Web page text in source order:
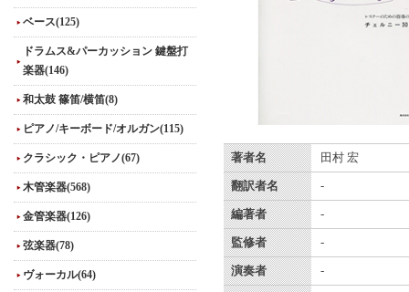
ベース(125)
ドラムス&パーカッション 鍵盤打
楽器(146)
和太鼓 篠笛/横笛(8)
ピアノ/キーボード/オルガン(115)
クラシック・ピアノ(67)
木管楽器(568)
金管楽器(126)
弦楽器(78)
ヴォーカル(64)
著者名 田村 宏
翻訳者名 -
編著者 -
監修者 -
演奏者 -